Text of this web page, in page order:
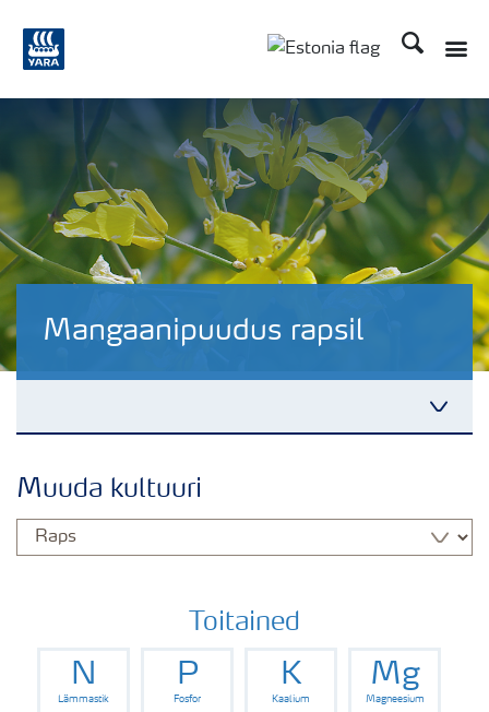
Otsi
Mangaanipuudus rapsil
Rapsi saak
Rapsi puudushaigused
Muuda kultuuri
Toitained
N
Lämmastik
P
Fosfor
K
Kaalium
Mg
Magneesium